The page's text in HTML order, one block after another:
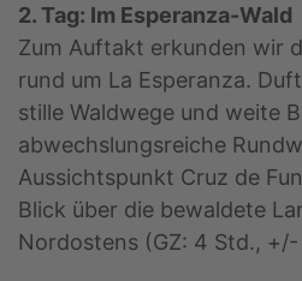
2. Tag: Im Esperanza-Wald
Zum Auftakt erkunden wir
rund um La Esperanza.
stille Waldwege und weite
abwechslungsreiche
Aussichtspunkt Cruz de
Blick über die bewaldete
Nordostens (GZ: 4 Std.,